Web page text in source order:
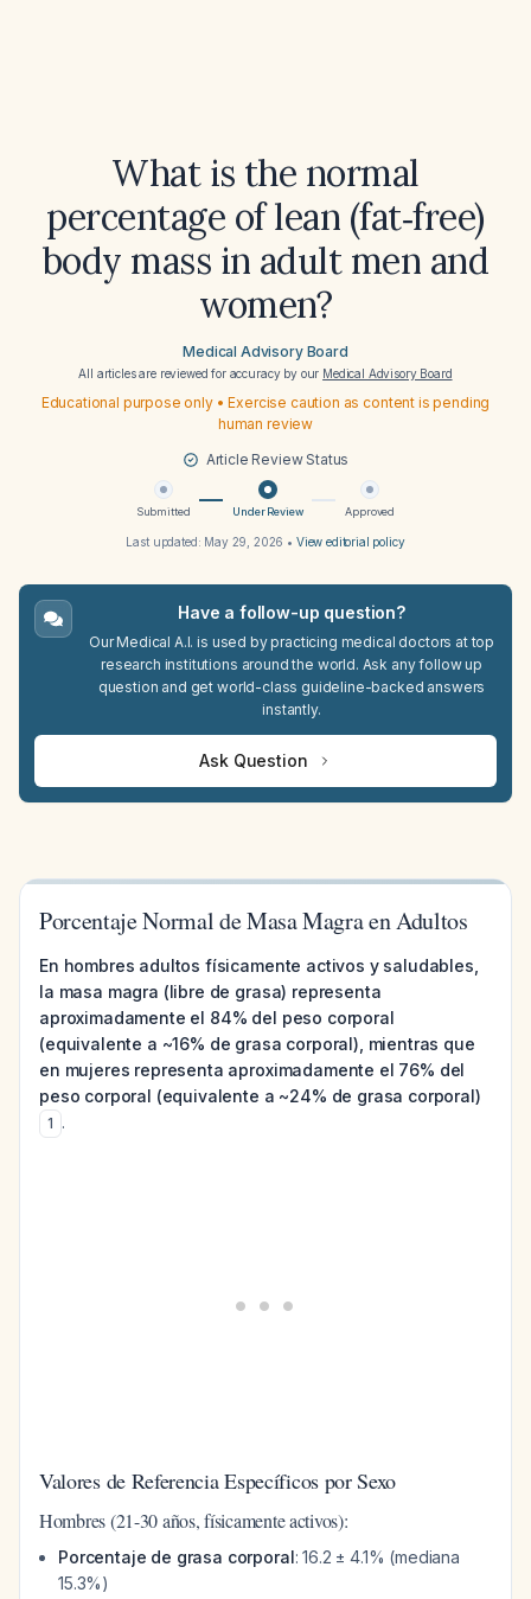
What is the normal
percentage of lean (fat‑free)
body mass in adult men and
women?
Medical Advisory Board
All articles are reviewed for accuracy by our Medical Advisory Board
Educational purpose only • Exercise caution as content is pending
human review
Article Review Status
Submitted Under Review Approved
Last updated: May 29, 2026 • View editorial policy
Have a follow-up question?
Our Medical A.I. is used by practicing medical doctors at top
research institutions around the world. Ask any follow up
question and get world-class guideline-backed answers
instantly.
Ask Question
Porcentaje Normal de Masa Magra en Adultos
En hombres adultos físicamente activos y saludables,
la masa magra (libre de grasa) representa
aproximadamente el 84% del peso corporal
(equivalente a ~16% de grasa corporal), mientras que
en mujeres representa aproximadamente el 76% del
peso corporal (equivalente a ~24% de grasa corporal)
1 .
Valores de Referencia Específicos por Sexo
Hombres (21-30 años, físicamente activos):
Porcentaje de grasa corporal: 16.2 ± 4.1% (mediana
15.3%)